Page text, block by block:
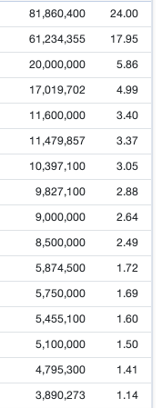
81,860,400 24.00
61,234,355 17.95
20,000,000 5.86
17,019,702 4.99
11,600,000 3.40
11,479,857 3.37
10,397,100 3.05
9,827,100 2.88
9,000,000 2.64
8,500,000 2.49
5,874,500 1.72
5,750,000 1.69
5,455,100 1.60
5,100,000 1.50
4,795,300 1.41
3,890,273 1.14